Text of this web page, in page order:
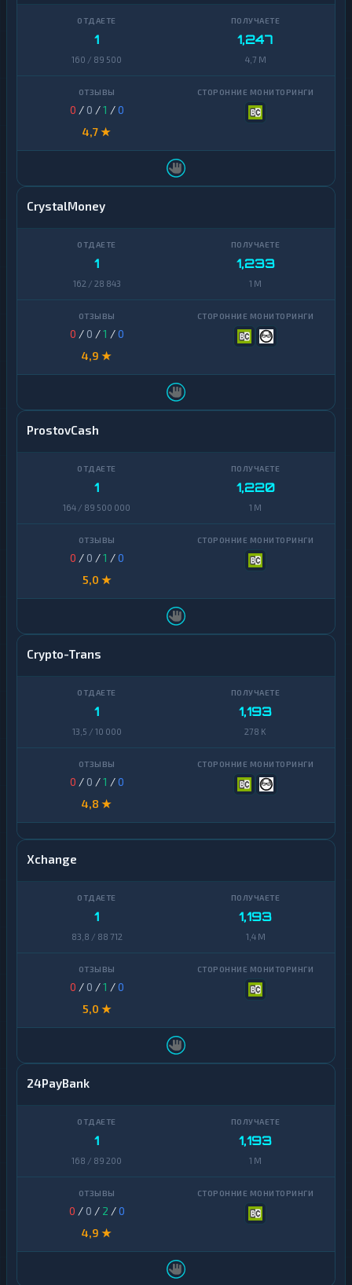
1
160 / 89 500
1,247
4,7 M
0 / 0 /1 /0
4,7 ★
CrystalMoney
1
162 / 28 843
1,233
1 M
0 / 0 /1 /0
4,9 ★
ProstovCash
1
164 / 89 500 000
1,220
1 M
0 / 0 /1 /0
5,0 ★
Crypto-Trans
1
13,5 / 10 000
1,193
278 K
0 / 0 /1 /0
4,8 ★
Xchange
1
83,8 / 88 712
1,193
1,4 M
0 / 0 /1 /0
5,0 ★
24PayBank
1
168 / 89 200
1,193
1 M
0 / 0 / 2 /0
4,9 ★